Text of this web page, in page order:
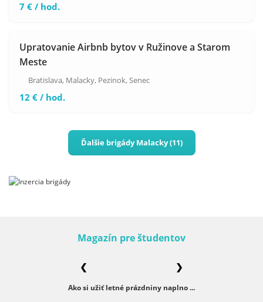
7 € / hod.
Upratovanie Airbnb bytov v Ružinove a Starom
Meste
Bratislava, Malacky, Pezinok,Senec
12 € / hod.
Ďalšie brigády Malacky (11)
Magazín pre študentov
❮ ❯
Ako si užiť letné prázdniny naplno ...